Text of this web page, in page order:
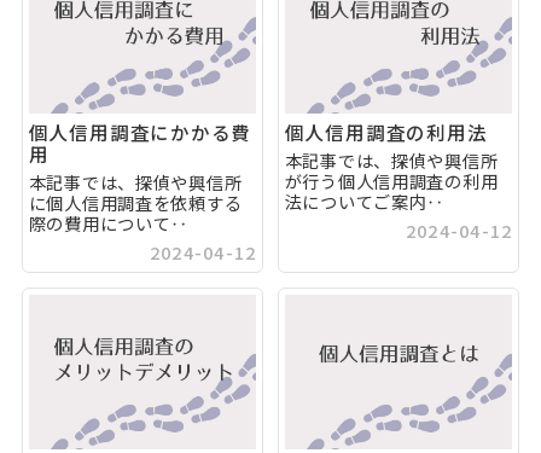
個人信用調査にかかる費
用
本記事では、探偵や興信所
に個人信用調査を依頼する
際の費用について‥
2024-04-12
個人信用調査の利用法
本記事では、探偵や興信所
が行う個人信用調査の利用
法についてご案内‥
2024-04-12